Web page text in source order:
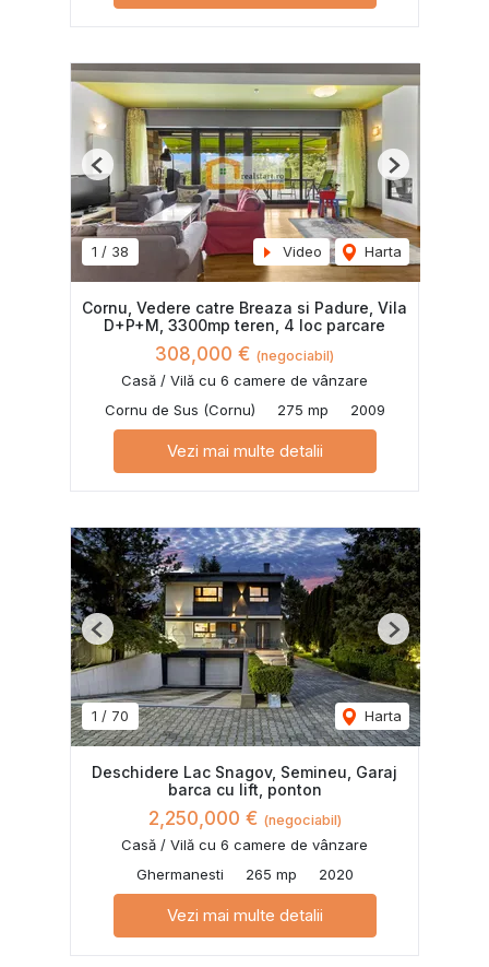
1 / 38 Video Harta
Previous Next
Cornu, Vedere catre Breaza si Padure, Vila
D+P+M, 3300mp teren, 4 loc parcare
308,000 € (negociabil)
Casă / Vilă cu 6 camere de vânzare
Cornu de Sus (Cornu)
275 mp 2009
Vezi mai multe detalii
1 / 70 Harta
Previous Next
Deschidere Lac Snagov, Semineu, Garaj
barca cu lift, ponton
2,250,000 € (negociabil)
Casă / Vilă cu 6 camere de vânzare
Ghermanesti
265 mp 2020
Vezi mai multe detalii